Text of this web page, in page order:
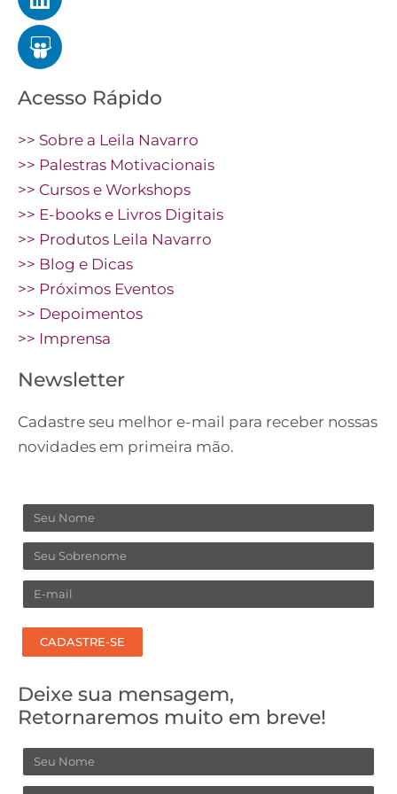
Acesso Rápido
>> Sobre a Leila Navarro
>> Palestras Motivacionais
>> Cursos e Workshops
>> E-books e Livros Digitais
>> Produtos Leila Navarro
>> Blog e Dicas
>> Próximos Eventos
>> Depoimentos
>> Imprensa
Newsletter
Cadastre seu melhor e-mail para receber nossas
novidades em primeira mão.
Nome
Sobrenome
Email
CADASTRE-SE
Deixe sua mensagem,
Retornaremos muito em breve!
Nome